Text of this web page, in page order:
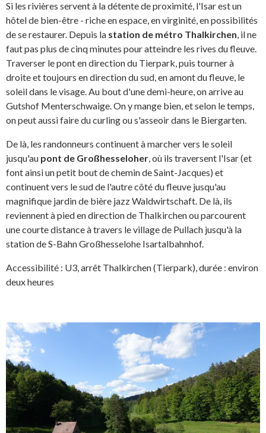
Si les rivières servent à la détente de proximité, l'Isar est un
hôtel de bien-être - riche en espace, en virginité, en possibilités
de se restaurer. Depuis la station de métro Thalkirchen , il ne
faut pas plus de cinq minutes pour atteindre les rives du fleuve.
Traverser le pont en direction du Tierpark, puis tourner à
droite et toujours en direction du sud, en amont du fleuve, le
soleil dans le visage. Au bout d'une demi-heure, on arrive au
Gutshof Menterschwaige. On y mange bien, et selon le temps,
on peut aussi faire du curling ou s'asseoir dans le Biergarten.
De là, les randonneurs continuent à marcher vers le soleil
jusqu'au pont de Großhesseloher , où ils traversent l'Isar (et
font ainsi un petit bout de chemin de Saint-Jacques) et
continuent vers le sud de l'autre côté du fleuve jusqu'au
magnifique jardin de bière jazz Waldwirtschaft. De là, ils
reviennent à pied en direction de Thalkirchen ou parcourent
une courte distance à travers le village de Pullach jusqu'à la
station de S-Bahn Großhesselohe Isartalbahnhof.
Accessibilité : U3, arrêt Thalkirchen (Tierpark), durée : environ
deux heures